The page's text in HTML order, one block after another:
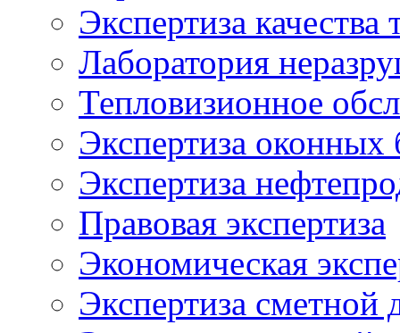
Экспертиза качества
Лаборатория
Тепловизионное
Экспертиза оконных
Экспертиза
Правовая экспертиза
Экономическая
Экспертиза сметной